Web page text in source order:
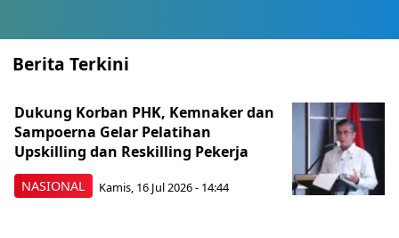
Berita Terkini
NASIONAL
Dukung Korban PHK, Kemnaker dan
Sampoerna Gelar Pelatihan
Upskilling dan Reskilling Pekerja
Kamis, 16 Jul 2026 - 14:44